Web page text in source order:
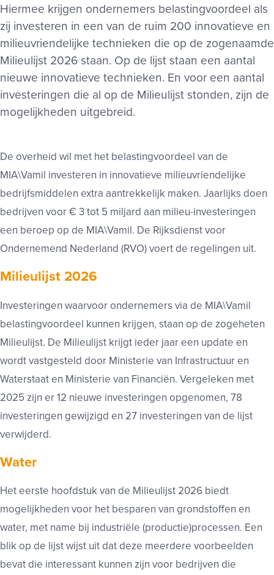
Hiermee krijgen ondernemers belastingvoordeel als
zij investeren in een van de ruim 200 innovatieve en
milieuvriendelijke technieken die op de zogenaamde
Milieulijst 2026 staan. Op de lijst staan een aantal
nieuwe innovatieve technieken. En voor een aantal
investeringen die al op de Milieulijst stonden, zijn de
mogelijkheden uitgebreid.
De overheid wil met het belastingvoordeel van de
MIA\Vamil investeren in innovatieve milieuvriendelijke
bedrijfsmiddelen extra aantrekkelijk maken. Jaarlijks doen
bedrijven voor € 3 tot 5 miljard aan milieu-investeringen
een beroep op de MIA\Vamil. De Rijksdienst voor
Ondernemend Nederland (RVO) voert de regelingen uit.
Milieulijst 2026
Investeringen waarvoor ondernemers via de MIA\Vamil
belastingvoordeel kunnen krijgen, staan op de zogeheten
Milieulijst. De Milieulijst krijgt ieder jaar een update en
wordt vastgesteld door Ministerie van Infrastructuur en
Waterstaat en Ministerie van Financiën. Vergeleken met
2025 zijn er 12 nieuwe investeringen opgenomen, 78
investeringen gewijzigd en 27 investeringen van de lijst
verwijderd.
Water
Het eerste hoofdstuk van de Milieulijst 2026 biedt
mogelijkheden voor het besparen van grondstoffen en
water, met name bij industriële (productie)processen. Een
blik op de lijst wijst uit dat deze meerdere voorbeelden
bevat die interessant kunnen zijn voor bedrijven die